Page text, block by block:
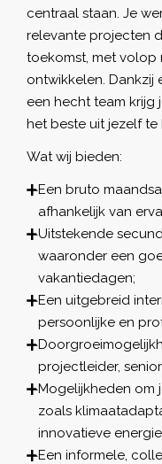
centraal staan. Je
relevante projecten
toekomst, met volop
ontwikkelen. Dankzij
een hecht team krijg
het beste uit jezelf te
Wat wij bieden:
Een bruto
afhankelijk van
Uitstekende
waaronder een
vakantiedagen;
Een uitgebreid
persoonlijke en
projectleider,
Mogelijkheden om
zoals
innovatieve
Een informele,